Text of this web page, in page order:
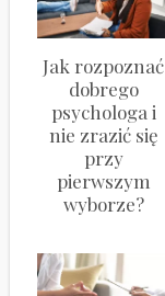
Jak rozpoznać
dobrego
psychologa i
nie zrazić się
przy
pierwszym
wyborze?